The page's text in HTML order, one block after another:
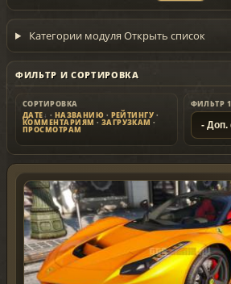
Категории модуля Открыть список
ФИЛЬТР И СОРТИРОВКА
СОРТИРОВКА
ДАТЕ
· НАЗВАНИЮ · РЕЙТИНГУ ·
КОММЕНТАРИЯМ · ЗАГРУЗКАМ ·
ПРОСМОТРАМ
ФИЛЬТР 1